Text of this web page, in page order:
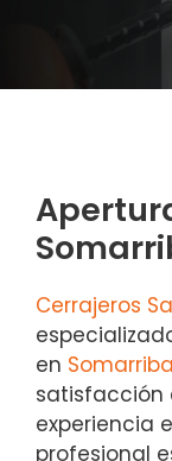
Cerrajeros
en Somarriba
satisfacción
experiencia
profesional